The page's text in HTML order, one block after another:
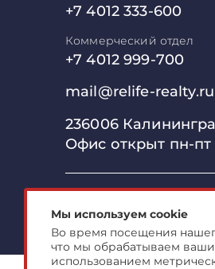
+7 4012 333-600
Коммерческий отдел
+7 4012 999-700
mail@relife-realty.ru
236006
Офис открыт пн-
Мы используем cookie
Во время посещения
что мы обрабатываем
использованием